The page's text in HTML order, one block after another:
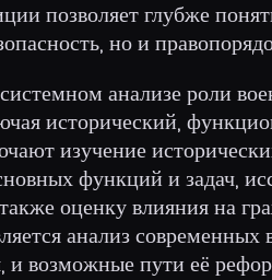
позволяет глубже
но и
анализе роли
исторический,
изучение
функций и задач,
оценку влияния на
анализ современных
и возможные пути её